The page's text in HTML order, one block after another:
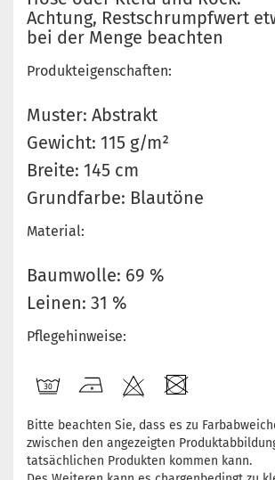
Achtung, Restschrumpfwert
bei der Menge beachten
Produkteigenschaften:
Muster: Abstrakt
Gewicht: 115 g/m²
Breite: 145 cm
Grundfarbe: Blautöne
Material:
Baumwolle: 69 %
Leinen: 31 %
Pflegehinweise:
Bitte beachten Sie, dass es zu
zwischen den angezeigten
tatsächlichen Produkten kommen kann.